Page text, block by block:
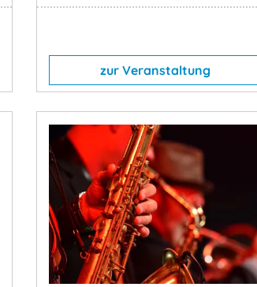
zur Veranstaltung